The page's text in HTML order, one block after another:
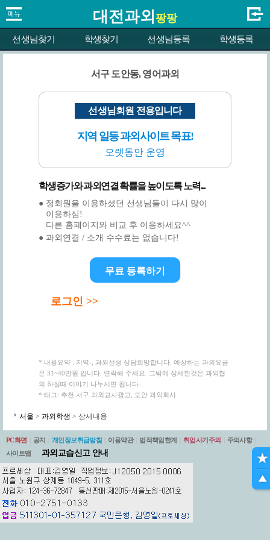
대전과외 팡팡
선생님찾기 학생찾기 선생님등록 학생등록
서구 도안동, 영어과외
선생님회원 전용입니다
지역 일등 과외사이트 목표!
오랫동안 운영
학생증가와 과외연결 확률을 높이도록 노력...
● 정회원을 이용하셨던 선생님들이 다시 많이
이용하심!
다른 홈페이지와 비교 후 이용하세요^^
● 과외연결 / 소개 수수료는 없습니다!
무료 등록하기
로그인 >>
* 내용요약 : 지역-, 과외선생 상담희망합니다. 예상하는 과외요금
은 31~40만원 입니다. 연락해 주세요. 그밖에 상세한것은 과외협
의 하실때 이야기 나누시면 됩니다.
* 태그: 추천 서구 과외교사광고, 도안 과외회사
서울 > 과외학생 > 상세내용
PC화면 공지 개인정보취급방침 이용약관 법적책임한계 취업사기주의 주의사항
사이트맵
과외교습신고 안내